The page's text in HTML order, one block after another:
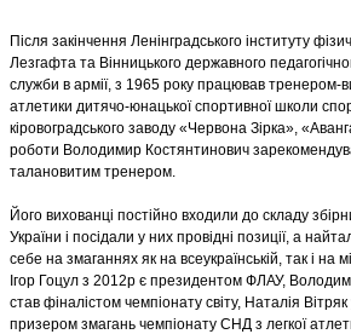
Після закінчення Ленінградського інституту
Лезгафта та Вінницького державного
служби в армії, з 1965 року працював тренером-
атлетики дитячо-юнацької спортивної школи
кіровоградського заводу «Червона Зірка»,
роботи Володимир Костянтинович
талановитим тренером.
Його вихованці постійно входили до складу
України і посідали у них провідні позиції, а
себе на змаганнях як на всеукраїнській, так і на
Ігор Гоцул з 2012р є президентом ФЛАУ,
став фіналістом чемпіонату світу, Наталія
призером змагань чемпіонату СНД з легкої